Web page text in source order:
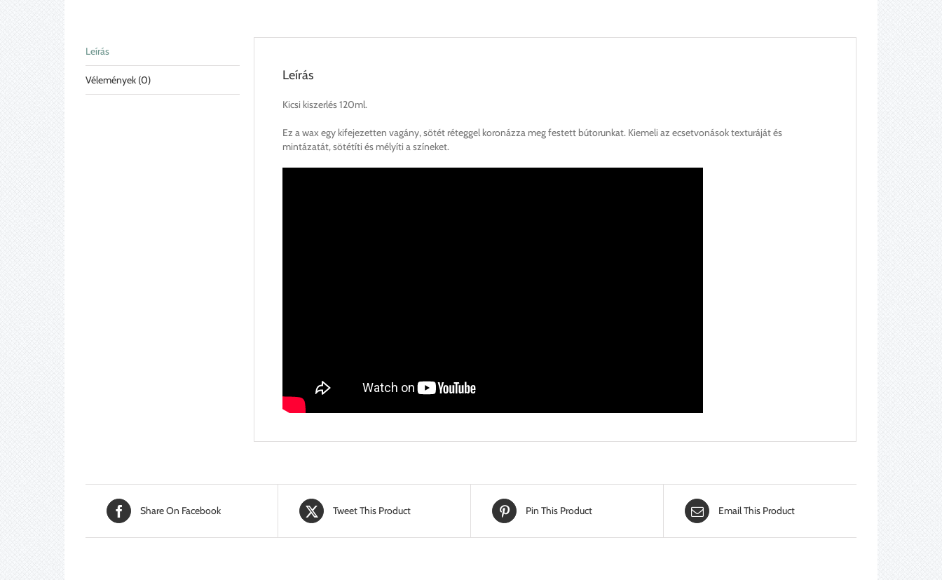
Leírás
Vélemények (0) Leírás
Kicsi kiszerlés 120ml.
Ez a wax egy kifejezetten vagány, sötét réteggel koronázza meg festett bútorunkat. Kiemeli az ecsetvonások texturáját és
mintázatát, sötétíti és mélyíti a színeket.
Share On Facebook Tweet This Product Pin This Product Email This Product